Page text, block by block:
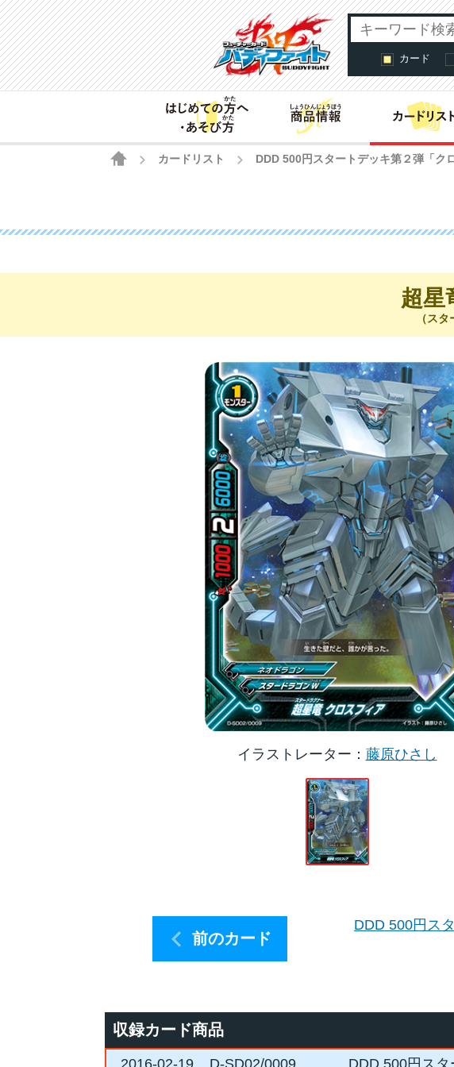
カード
HOME
カードリスト DDD 500円スタートデッキ第２弾「ク
超星
（ス
イラストレーター 藤原ひさし
前のカード
DDD 500円ス
収録カード商品
2016-02-19 D-SD02/0009 DDD 500円スタ